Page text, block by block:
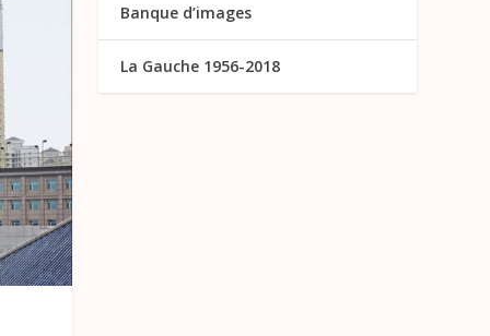
Banque d’images
La Gauche 1956-2018